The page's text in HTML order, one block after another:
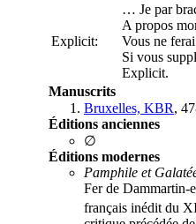
Explicit:
… Je par
A propos
Vous ne
Si vous
Explicit.
Manuscrits
Bruxelles, KBR,
Éditions anciennes
∅
Éditions modernes
Pamphile et
Fer de Dammartin-
français inédit du